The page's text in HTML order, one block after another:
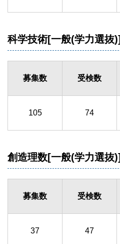
科学技術[一般(学力選抜)]
募集数 受検数
105 74
創造理数[一般(学力選抜)]
募集数 受検数
37 47